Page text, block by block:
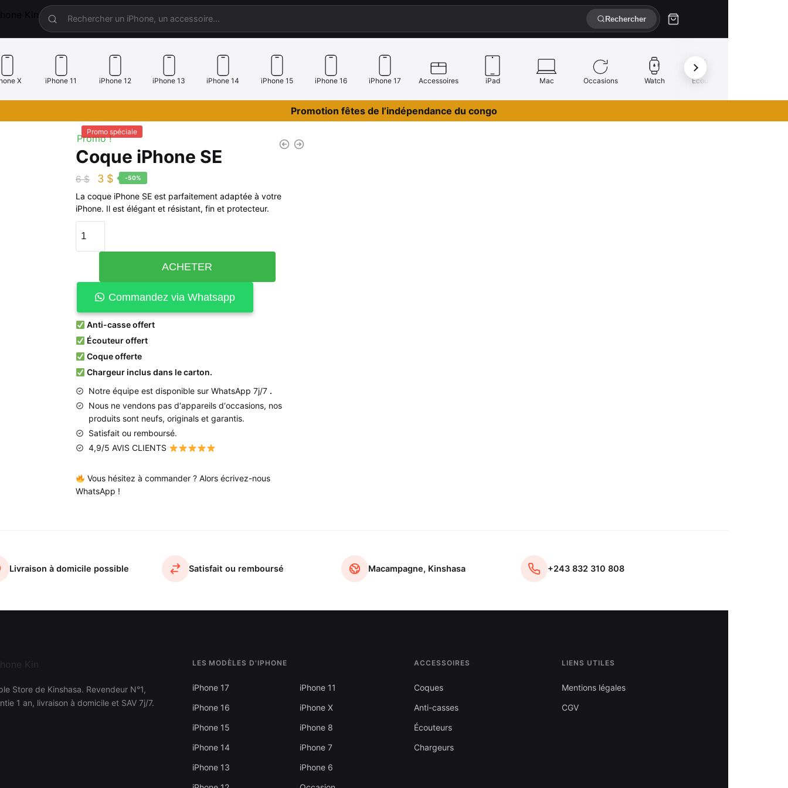
Rechercher
X iPhone 11 iPhone 12 iPhone 13 iPhone 14 iPhone 15 iPhone 16 iPhone 17 Accessoires iPad Mac Occasions Watch Écouteurs
Promotion fêtes de l’indépendance du congo
Promo spéciale
Promo !
Coque iPhone SE
6$ 3 $ -50%
La coque iPhone SE est parfaitement adaptée à votre
iPhone. Il est élégant et résistant, fin et protecteur.
ACHETER
Commandez via Whatsapp
Anti-casse offert
Écouteur offert
Coque offerte
Chargeur inclus dans le carton.
Notre équipe est disponible sur WhatsApp 7j/7 .
Nous ne vendons pas d‘appareils d‘occasions, nos
produits sont neufs, originals et garantis.
Satisfait ou remboursé.
4,9/5 AVIS CLIENTS
Vous hésitez à commander ? Alors écrivez-nous
WhatsApp !
Livraison à domicile possible Satisfait ou remboursé Macampagne, Kinshasa +243 832 310 808
Store de Kinshasa. Revendeur N°1,
1 an, livraison à domicile et SAV 7j/7.
LES MODÈLES D'IPHONE
iPhone 17
iPhone 16
iPhone 15
iPhone 14
iPhone 13
iPhone 11
iPhone X
iPhone 8
iPhone 7
iPhone 6
ACCESSOIRES
Coques
Anti-casses
Écouteurs
Chargeurs
LIENS UTILES
Mentions légales
CGV